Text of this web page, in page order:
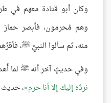
وكان أبو قتادة معهم في
وهم مُحرمون، فأبصر حمارَ
منه، ثم سألوا النبيَّ ﷺ،
وفي حديثٍ آخر أنه ﷺ لما
نردّه إليك إلا أنا حرم ،